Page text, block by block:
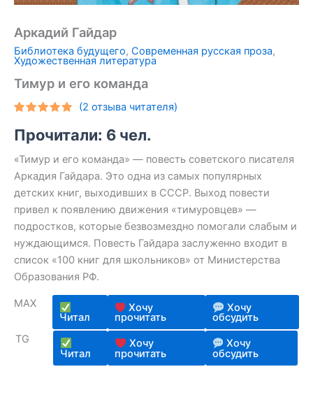
Аркадий Гайдар
Библиотека будущего, Современная русская проза,
Художественная литература
Тимур и его команда
5.00из 5
на основе
пользователей
(2 отзыва читателя)
Прочитали: 6 чел.
«Тимур и его команда» — повесть советского писателя
Аркадия Гайдара. Это одна из самых популярных
детских книг, выходивших в СССР. Выход повести
привел к появлению движения «тимуровцев» —
подростков, которые безвозмездно помогали слабым и
нуждающимся. Повесть Гайдара заслуженно входит в
список «100 книг для школьников» от Министерства
Образования РФ.
MAX
Читал
Хочу
прочитать
Хочу
обсудить
TG
Читал
Хочу
прочитать
Хочу
обсудить